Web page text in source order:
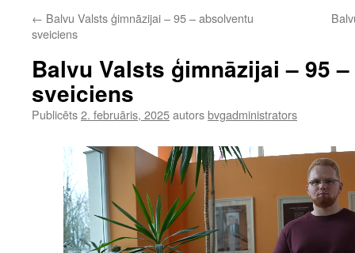
← Balvu Valsts ģimnāzijai – 95 – absolventu
sveiciens
Balvu Valsts ģimnāzijai – 95
sveiciens
Publicēts2. februāris, 2025autorsbvgadministrators